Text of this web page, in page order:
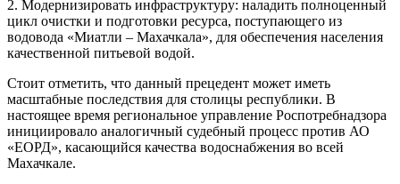
2. Модернизировать инфраструктуру: наладить полноценный
цикл очистки и подготовки ресурса, поступающего из
водовода «Миатли – Махачкала», для обеспечения населения
качественной питьевой водой.
Стоит отметить, что данный прецедент может иметь
масштабные последствия для столицы республики. В
настоящее время региональное управление Роспотребнадзора
инициировало аналогичный судебный процесс против АО
«ЕОРД», касающийся качества водоснабжения во всей
Махачкале.